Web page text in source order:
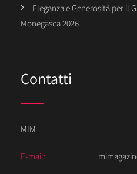
Eleganza e Generosità per il
Monegasca 2026
Contatti
MIM
E-mail: